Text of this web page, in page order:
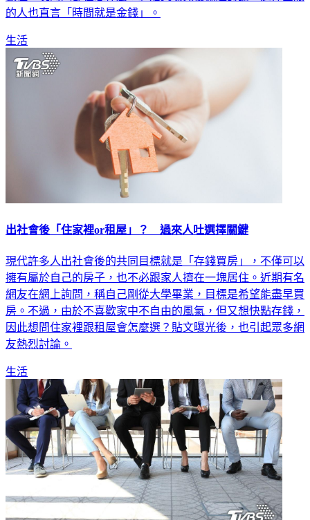
的人也直言「時間就是金錢」。
生活
出社會後「住家裡or租屋」？ 過來人吐選擇關鍵
現代許多人出社會後的共同目標就是「存錢買房」，不僅可以
擁有屬於自己的房子，也不必跟家人擠在一塊居住。近期有名
網友在網上詢問，稱自己剛從大學畢業，目標是希望能盡早買
房。不過，由於不喜歡家中不自由的風氣，但又想快點存錢，
因此想問住家裡跟租屋會怎麼選？貼文曝光後，也引起眾多網
友熱烈討論。
生活